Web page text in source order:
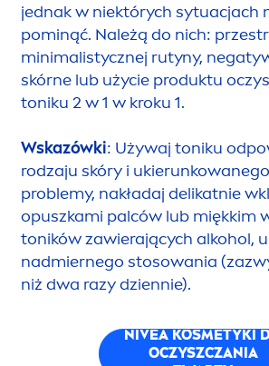
jednak w niektórych sytuacjach
pominąć. Należą do nich:
minimalistycznej rutyny,
skórne lub użycie produktu
toniku 2 w 1 w kroku 1.
Wskazówki: Używaj toniku
rodzaju skóry i
problemy, nakładaj delikatnie
opuszkami palców lub miękkim
toników zawierających alkohol,
nadmiernego stosowania
niż dwa razy dziennie).
NIVEA KOSMETYKI
OCZYSZCZANIA